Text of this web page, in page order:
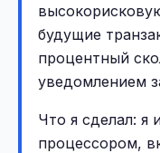
будущие
процентный
уведомлением
Что я сделал: я
процессором,